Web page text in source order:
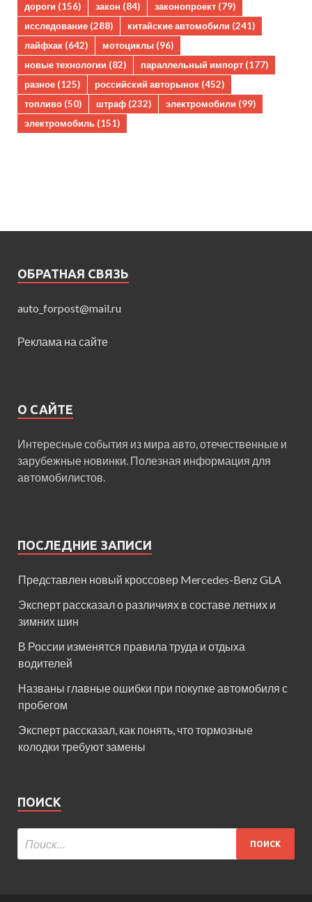
дороги (156) закон (84) законопроект (79)
исследование (288) китайские автомобили (241)
лайфхак (642) мотоциклы (96)
новые технологии (82) параллельный импорт (177)
разное (125) российский авторынок (452)
топливо (50) штраф (232) электромобили (99)
электромобиль (151)
ОБРАТНАЯ СВЯЗЬ
auto_forpost@mail.ru
Реклама на сайте
О САЙТЕ
Интересные события из мира авто, отечественные и
зарубежные новинки. Полезная информация для
автомобилистов.
ПОСЛЕДНИЕ ЗАПИСИ
Представлен новый кроссовер Mercedes-Benz GLA
Эксперт рассказал о различиях в составе летних и
зимних шин
В России изменятся правила труда и отдыха
водителей
Названы главные ошибки при покупке автомобиля с
пробегом
Эксперт рассказал, как понять, что тормозные
колодки требуют замены
ПОИСК